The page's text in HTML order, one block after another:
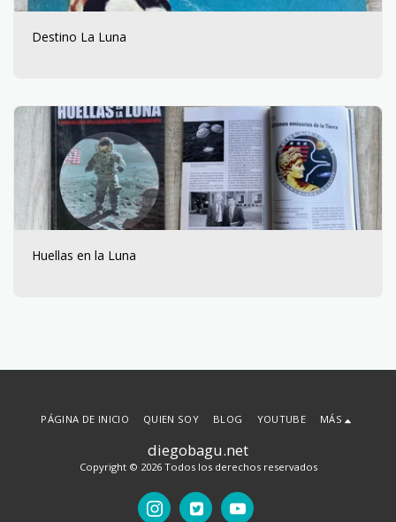
Destino La Luna
Huellas en la Luna
diegobagu.net
Copyright © 2026 Todos los derechos reservados
PÁGINA DE INICIO QUIEN SOY BLOG YOUTUBE MÁS